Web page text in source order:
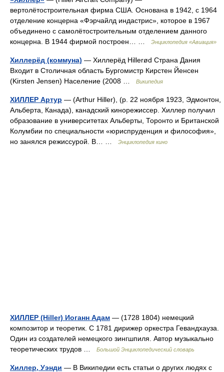
вертолётостроительная фирма США. Основана в 1942, с 1964
отделение концерна «Фэрчайлд индастрис», которое в 1967
объединено с самолётостроительным отделением данного
концерна. В 1944 фирмой построен… …
Энциклопедия «Авиация»
Хиллерёд (коммуна) — Хиллерёд Hillerød Страна Дания
Входит в Столичная область Бургомистр Кирстен Йенсен
(Kirsten Jensen) Население (2008 …
Википедия
ХИЛЛЕР Артур — (Arthur Hiller), (р. 22 ноября 1923, Эдмонтон,
Альберта, Канада), канадский кинорежиссер. Хиллер получил
образование в университетах Альберты, Торонто и Британской
Колумбии по специальности «юриспруденция и философия»,
но занялся режиссурой. В… …
Энциклопедия кино
ХИЛЛЕР (Hiller) Иоганн Адам — (1728 1804) немецкий
композитор и теоретик. С 1781 дирижер оркестра Гевандхауза.
Один из создателей немецкого зингшпиля. Автор музыкально
теоретических трудов …
Большой Энциклопедический словарь
Хиллер, Уэнди — В Википедии есть статьи о других людях с